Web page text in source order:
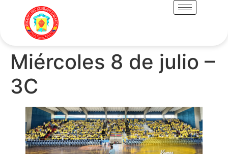
Miércoles 8 de julio –
3C